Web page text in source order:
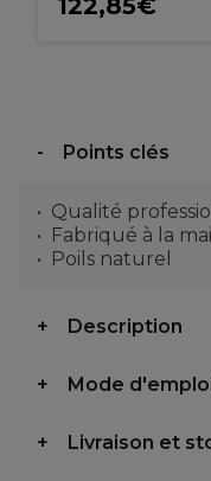
122,85€
Points clés
Qualité
Fabriqué à la
Poils naturel
Description
Mode
Livraison et